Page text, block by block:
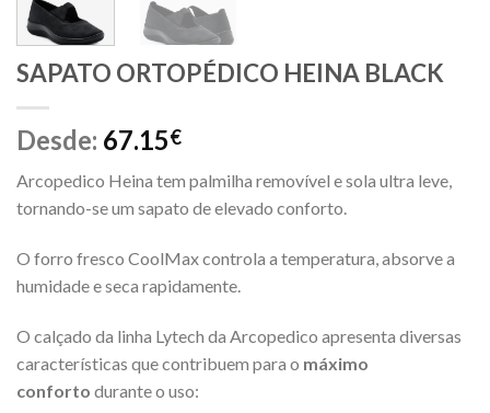
SAPATO ORTOPÉDICO HEINA BLACK
Desde: 67.15€
Arcopedico Heina tem palmilha removível e sola ultra leve,
tornando-se um sapato de elevado conforto.
O forro fresco CoolMax controla a temperatura, absorve a
humidade e seca rapidamente.
O calçado da linha Lytech da Arcopedico apresenta diversas
características que contribuem para o máximo
conforto durante o uso: